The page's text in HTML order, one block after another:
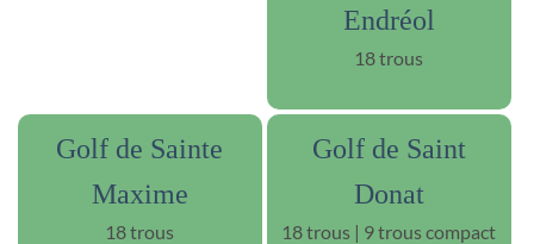
Endréol
18 trous
Golf de Sainte
Maxime
18 trous
Golf de Saint
Donat
18 trous | 9 trous compact